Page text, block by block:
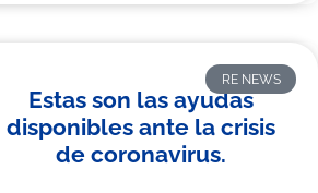
RE NEWS
Estas son las ayudas
disponibles ante la crisis
de coronavirus.